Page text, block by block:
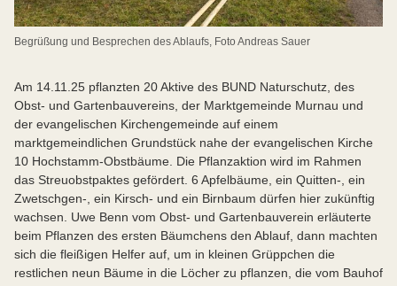
Begrüßung und Besprechen des Ablaufs, Foto Andreas Sauer
Am 14.11.25 pflanzten 20 Aktive des BUND Naturschutz, des
Obst- und Gartenbauvereins, der Marktgemeinde Murnau und
der evangelischen Kirchengemeinde auf einem
marktgemeindlichen Grundstück nahe der evangelischen Kirche
10 Hochstamm-Obstbäume. Die Pflanzaktion wird im Rahmen
das Streuobstpaktes gefördert. 6 Apfelbäume, ein Quitten-, ein
Zwetschgen-, ein Kirsch- und ein Birnbaum dürfen hier zukünftig
wachsen. Uwe Benn vom Obst- und Gartenbauverein erläuterte
beim Pflanzen des ersten Bäumchens den Ablauf, dann machten
sich die fleißigen Helfer auf, um in kleinen Grüppchen die
restlichen neun Bäume in die Löcher zu pflanzen, die vom Bauhof